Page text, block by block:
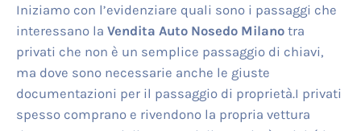
Iniziamo con l’evidenziare quali sono i passaggi che
interessano la Vendita Auto Nosedo Milanotra
privati che non è un semplice passaggio di chiavi,
ma dove sono necessarie anche le giuste
documentazioni per il passaggio di proprietà.I privati
spesso comprano e rivendono la propria vettura